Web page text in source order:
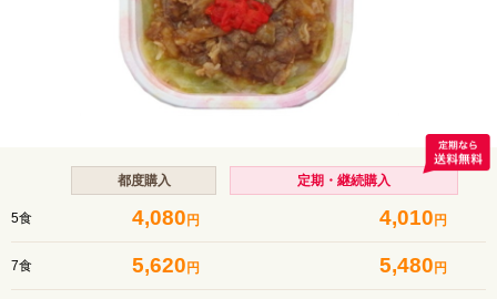
都度購入 定期・継続購入
5食 4,080円 4,010円
7食 5,620円 5,480円